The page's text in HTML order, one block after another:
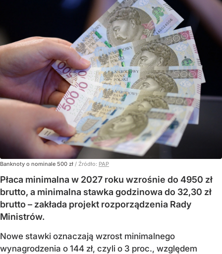
Banknoty o nominale 500 zł / Źródło: PAP
Płaca minimalna w 2027 roku wzrośnie do 4950 zł
brutto, a minimalna stawka godzinowa do 32,30 zł
brutto – zakłada projekt rozporządzenia Rady
Ministrów.
Nowe stawki oznaczają wzrost minimalnego
wynagrodzenia o 144 zł, czyli o 3 proc., względem